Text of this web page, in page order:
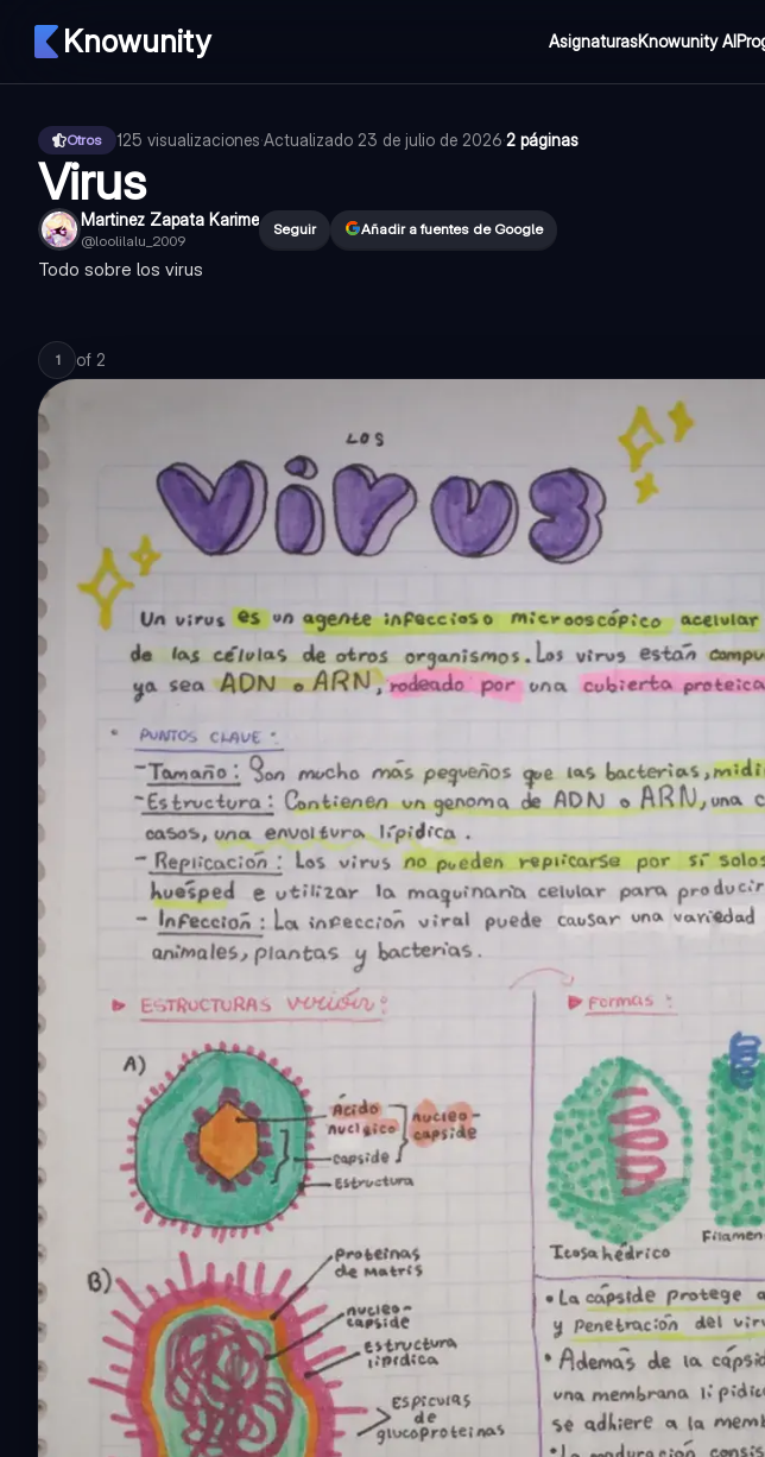
Knowunity AsignaturasKnowunity AI
Otros 125 visualizaciones·Actualizado 23 de julio de 2026·2 páginas
Virus
Martinez Zapata Karime
@loolilalu_2009
Seguir Añadir a fuentes de Google
Todo sobre los virus
1 of 2